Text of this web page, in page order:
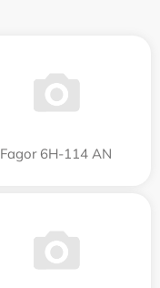
Fagor 6H-114 AN